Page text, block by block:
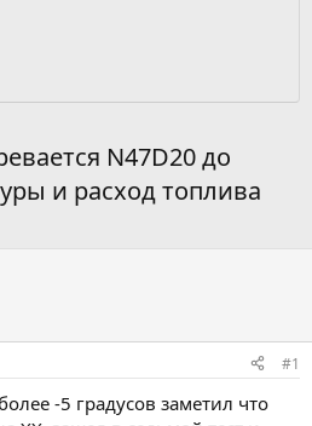
N47D20 до
и расход топлива
#1
-5 градусов заметил что